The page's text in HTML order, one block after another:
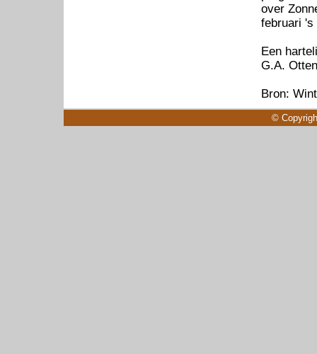
over
februari 's
Een
G.A.
Bron:
©